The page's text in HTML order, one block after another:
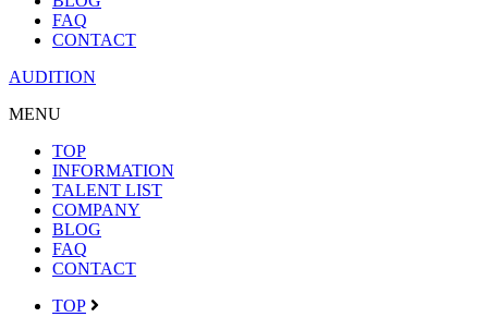
FAQ
CONTACT
AUDITION
MENU
TOP
INFORMATION
TALENT LIST
COMPANY
BLOG
FAQ
CONTACT
TOP